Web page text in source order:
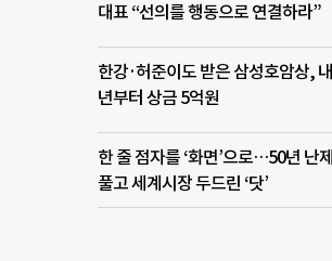
대표 “선의를 행동으로 연결하라”
한강·허준이도 받은 삼성호암상, 내
년부터 상금 5억원
한 줄 점자를 ‘화면’으로…50년 난제
풀고 세계시장 두드린 ‘닷’